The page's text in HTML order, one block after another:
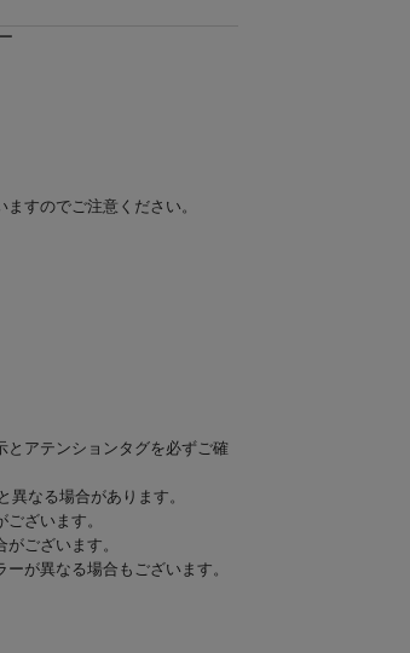
すのでご注意ください。
アテンションタグを必ずご確
なる場合があります。
ざいます。
ございます。
が異なる場合もございます。